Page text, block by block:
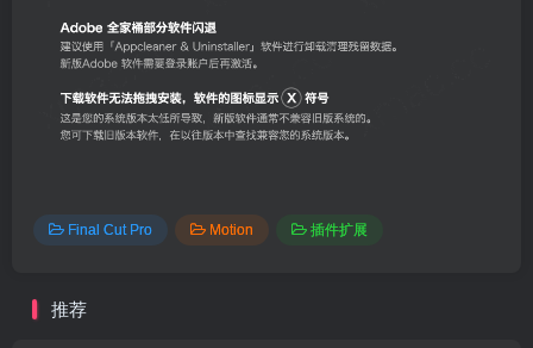
Final Cut Pro Motion 插件扩展
推荐